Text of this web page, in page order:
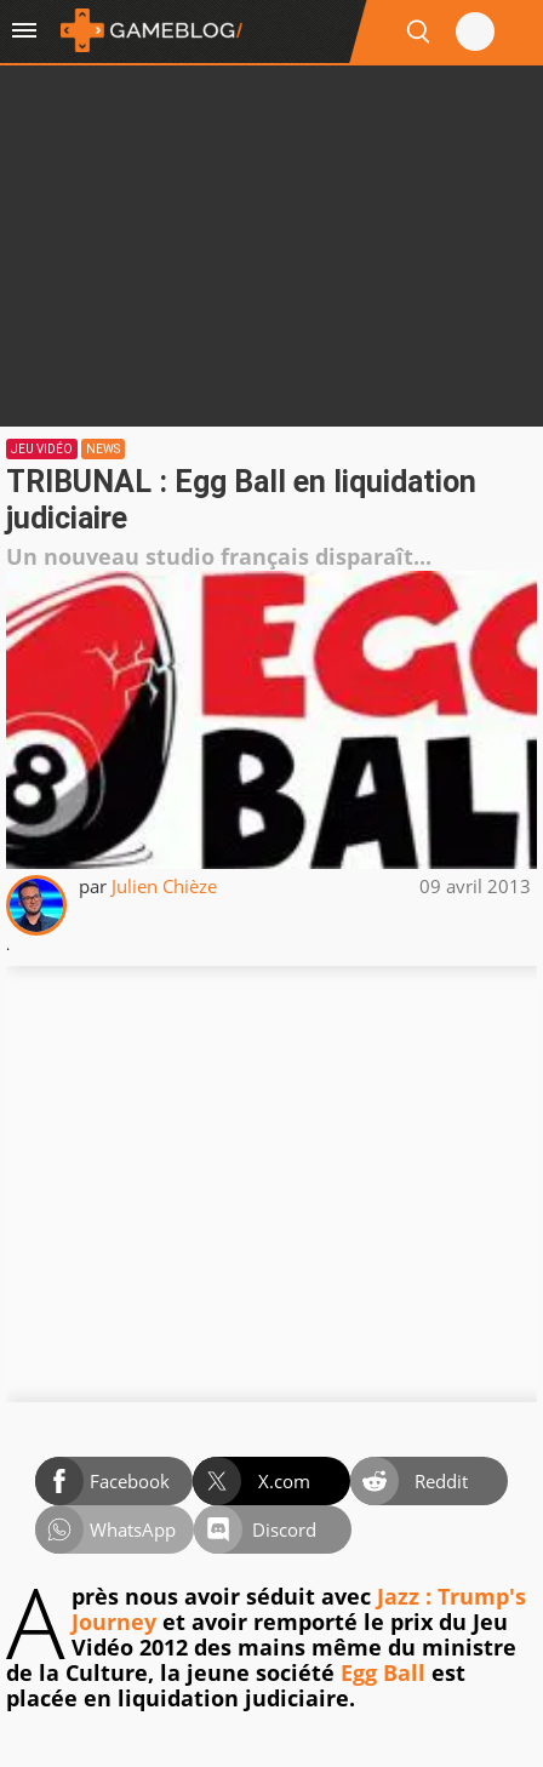
JEU VIDÉO NEWS
TRIBUNAL : Egg Ball en liquidation
judiciaire
Un nouveau studio français disparaît...
par Julien Chièze 09 avril 2013
.
Facebook X.com
Reddit
WhatsApp
Discord
A près nous avoir séduit avec Jazz : Trump's
Journey et avoir remporté le prix du Jeu
Vidéo 2012 des mains même du ministre
de la Culture, la jeune société Egg Ball est
placée en liquidation judiciaire.